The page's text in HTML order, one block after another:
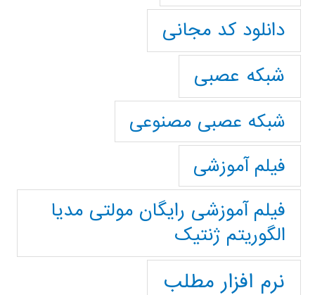
دانلود کد مجانی
شبکه عصبی
شبکه عصبی مصنوعی
فیلم آموزشی
فیلم آموزشی رایگان مولتی مدیا
الگوریتم ژنتیک
نرم افزار مطلب